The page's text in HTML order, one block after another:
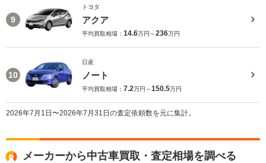
9
トヨタ
アクア
平均買取相場： 14.6万円～236万円
10
日産
ノート
平均買取相場： 7.2万円～150.5万円
2026年7月1日〜2026年7月31日の査定依頼数を元に集計。
メーカーから中古車買取・査定相場を調べる